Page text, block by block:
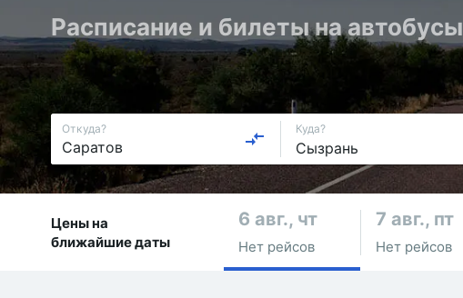
Расписание и билеты на автобусы
Откуда? Куда?
Цены на
ближайшие даты
6 авг., чт
Нет рейсов
7 авг., пт
Нет рейсов